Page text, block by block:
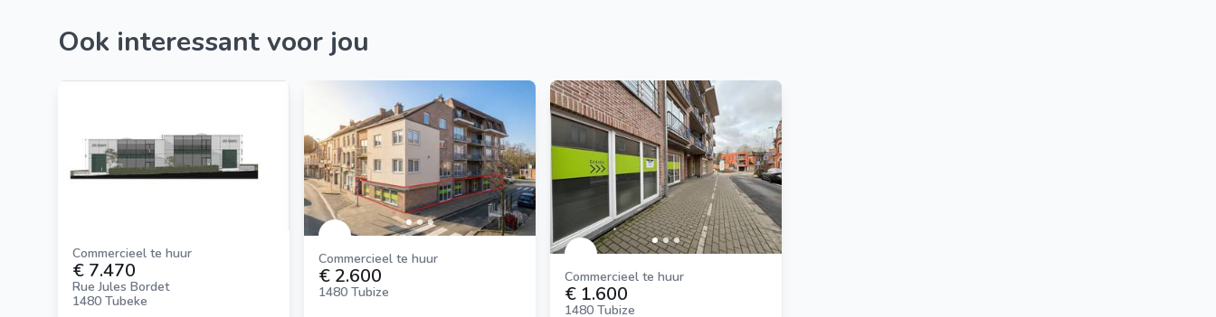
Ook interessant voor jou
Commercieel te huur
€ 7.470
Rue Jules Bordet
1480 Tubeke
Commercieel te huur
€ 2.600
1480 Tubize
Commercieel te huur
€ 1.600
1480 Tubize